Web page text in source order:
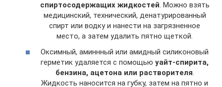
спиртосодержащих жидкостей. Можно взять
медицинский, технический, денатурированный
спирт или водку и нанести на загрязненное
место, а затем удалить пятно щеткой.
Оксимный, аминнный или амидный силиконовый
герметик удаляется с помощью уайт-спирита,
бензина, ацетона или растворителя.
Жидкость наносится на губку, затем на пятно и